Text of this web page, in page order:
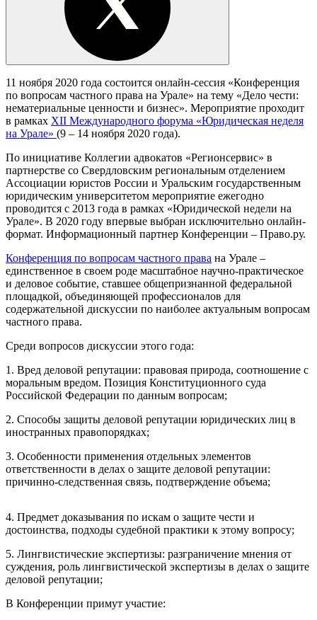
11 ноября 2020 года состоится онлайн-сессия «Конференция
по вопросам частного права на Урале» на тему «Дело чести:
нематериальные ценности и бизнес». Мероприятие проходит
в рамках XII Международного форума «Юридическая неделя
на Урале» (9 – 14 ноября 2020 года).
По инициативе Коллегии адвокатов «Регионсервис» в
партнерстве со Свердловским региональным отделением
Ассоциации юристов России и Уральским государственным
юридическим университетом мероприятие ежегодно
проводится с 2013 года в рамках «Юридической недели на
Урале». В 2020 году впервые выбран исключительно онлайн-
формат. Информационный партнер Конференции – Право.ру.
Конференция по вопросам частного права на Урале –
единственное в своем роде масштабное научно-практическое
и деловое событие, ставшее общепризнанной федеральной
площадкой, объединяющей профессионалов для
содержательной дискуссии по наиболее актуальным вопросам
частного права.
Среди вопросов дискуссии этого года:
1. Вред деловой репутации: правовая природа, соотношение с
моральным вредом. Позиция Конституционного суда
Российской Федерации по данным вопросам;
2. Способы защиты деловой репутации юридических лиц в
иностранных правопорядках;
3. Особенности применения отдельных элементов
ответственности в делах о защите деловой репутации:
причинно-следственная связь, подтверждение объема;
4. Предмет доказывания по искам о защите чести и
достоинства, подходы судебной практики к этому вопросу;
5. Лингвистические экспертизы: разграничение мнения от
суждения, роль лингвистической экспертизы в делах о защите
деловой репутации;
В Конференции примут участие: